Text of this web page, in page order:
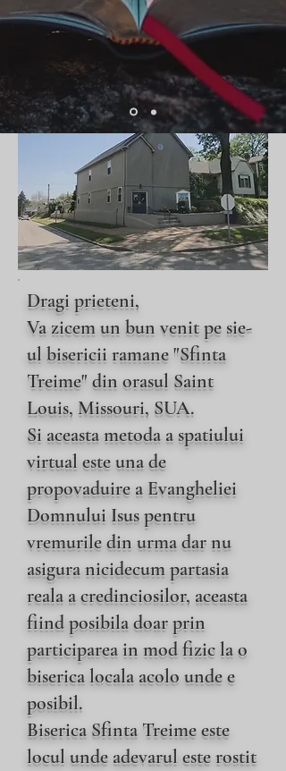
Dragi prieteni,
Va zicem un bun venit pe sie-
ul bisericii ramane "Sfinta
Treime" din orasul Saint
Louis, Missouri, SUA.
Si aceasta metoda a spatiului
virtual este una de
propovaduire a Evangheliei
Domnului Isus pentru
vremurile din urma dar nu
asigura nicidecum partasia
reala a credinciosilor, aceasta
fiind posibila doar prin
participarea in mod fizic la o
biserica locala acolo unde e
posibil.
Biserica Sfinta Treime este
locul unde adevarul este rostit